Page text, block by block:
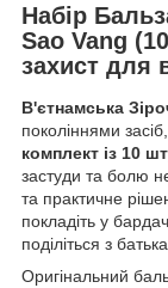
Набір
Sao Vang
захист для
В'єтнамська
поколіннями
комплект із 10
застуди та болю
та практичне
покладіть у
поділіться з
Оригінальний